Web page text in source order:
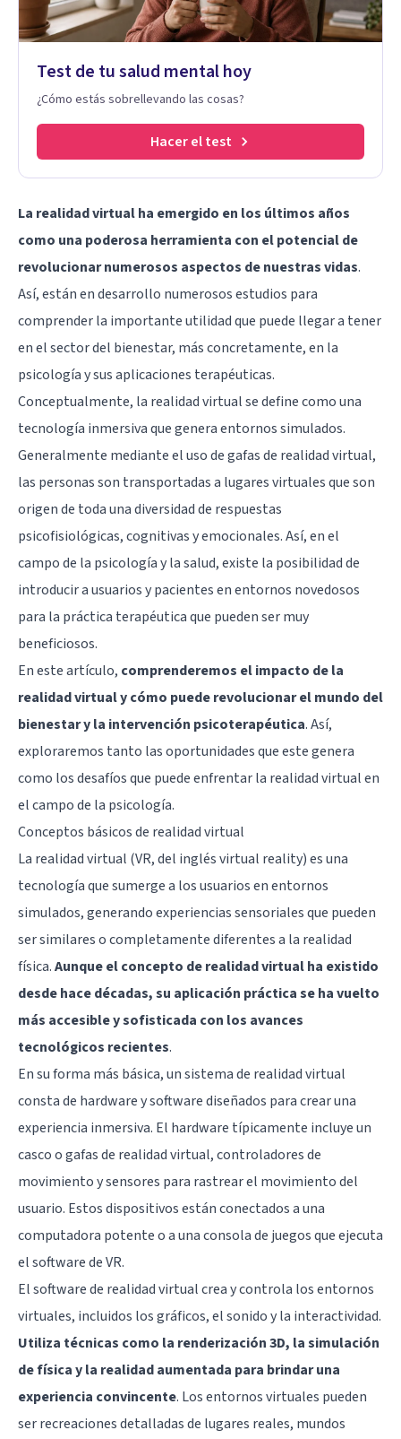
Test de tu salud mental hoy
¿Cómo estás sobrellevando las cosas?
Hacer el test
La realidad virtual ha emergido en los últimos años
como una poderosa herramienta con el potencial de
revolucionar numerosos aspectos de nuestras vidas.
Así, están en desarrollo numerosos estudios para
comprender la importante utilidad que puede llegar a tener
en el sector del bienestar, más concretamente, en la
psicología y sus aplicaciones terapéuticas.
Conceptualmente, la realidad virtual se define como una
tecnología inmersiva que genera entornos simulados.
Generalmente mediante el uso de gafas de realidad virtual,
las personas son transportadas a lugares virtuales que son
origen de toda una diversidad de respuestas
psicofisiológicas, cognitivas y emocionales. Así, en el
campo de la psicología y la salud, existe la posibilidad de
introducir a usuarios y pacientes en entornos novedosos
para la práctica terapéutica que pueden ser muy
beneficiosos.
En este artículo, comprenderemos el impacto de la
realidad virtual y cómo puede revolucionar el mundo del
bienestar y la intervención psicoterapéutica. Así,
exploraremos tanto las oportunidades que este genera
como los desafíos que puede enfrentar la realidad virtual en
el campo de la psicología.
Conceptos básicos de realidad virtual
La realidad virtual (VR, del inglés virtual reality) es una
tecnología que sumerge a los usuarios en entornos
simulados, generando experiencias sensoriales que pueden
ser similares o completamente diferentes a la realidad
física.Aunque el concepto de realidad virtual ha existido
desde hace décadas, su aplicación práctica se ha vuelto
más accesible y sofisticada con los avances
tecnológicos recientes.
En su forma más básica, un sistema de realidad virtual
consta de hardware y software diseñados para crear una
experiencia inmersiva. El hardware típicamente incluye un
casco o gafas de realidad virtual, controladores de
movimiento y sensores para rastrear el movimiento del
usuario. Estos dispositivos están conectados a una
computadora potente o a una consola de juegos que ejecuta
el software de VR.
El software de realidad virtual crea y controla los entornos
virtuales, incluidos los gráficos, el sonido y la interactividad.
Utiliza técnicas como la renderización 3D, la simulación
de física y la realidad aumentada para brindar una
experiencia convincente. Los entornos virtuales pueden
ser recreaciones detalladas de lugares reales, mundos